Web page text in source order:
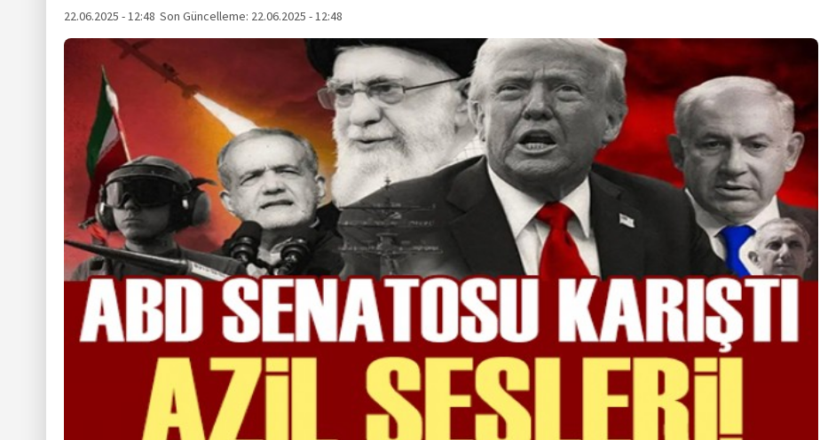
22.06.2025 - 12:48 Son Güncelleme: 22.06.2025 - 12:48